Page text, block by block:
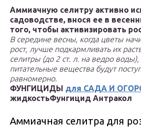
Аммиачную селитру активно
садоводстве, внося ее в
того, чтобы активизировать
В середине весны, когда цветы
рост, лучше подкармливать их
селитры (до 2 ст. л. на ведро воды),
питательные вещества будут
равномерно.
ФУНГИЦИДЫ для САДА И
жидкостьФунгицид Антракол
Аммиачная селитра для